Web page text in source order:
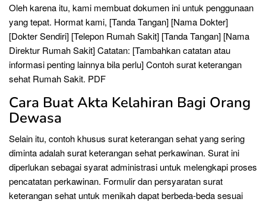
Oleh karena itu, kami membuat dokumen ini untuk penggunaan
yang tepat. Hormat kami, [Tanda Tangan] [Nama Dokter]
[Dokter Sendiri] [Telepon Rumah Sakit] [Tanda Tangan] [Nama
Direktur Rumah Sakit] Catatan: [Tambahkan catatan atau
informasi penting lainnya bila perlu] Contoh surat keterangan
sehat Rumah Sakit. PDF
Cara Buat Akta Kelahiran Bagi Orang
Dewasa
Selain itu, contoh khusus surat keterangan sehat yang sering
diminta adalah surat keterangan sehat perkawinan. Surat ini
diperlukan sebagai syarat administrasi untuk melengkapi proses
pencatatan perkawinan. Formulir dan persyaratan surat
keterangan sehat untuk menikah dapat berbeda-beda sesuai